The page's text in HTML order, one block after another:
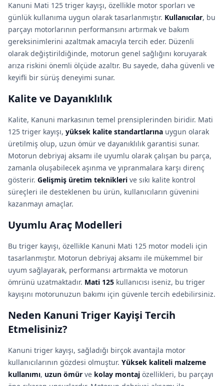
Kanuni Mati 125 triger kayışı, özellikle motor sporları ve
günlük kullanıma uygun olarak tasarlanmıştır. Kullanıcılar, bu
parçayı motorlarının performansını artırmak ve bakım
gereksinimlerini azaltmak amacıyla tercih eder. Düzenli
olarak değiştirildiğinde, motorun genel sağlığını koruyarak
arıza riskini önemli ölçüde azaltır. Bu sayede, daha güvenli ve
keyifli bir sürüş deneyimi sunar.
Kalite ve Dayanıklılık
Kalite, Kanuni markasının temel prensiplerinden biridir. Mati
125 triger kayışı, yüksek kalite standartlarına uygun olarak
üretilmiş olup, uzun ömür ve dayanıklılık garantisi sunar.
Motorun debriyaj aksamı ile uyumlu olarak çalışan bu parça,
zamanla oluşabilecek aşınma ve yıpranmalara karşı direnç
gösterir. Gelişmiş üretim teknikleri ve sıkı kalite kontrol
süreçleri ile desteklenen bu ürün, kullanıcıların güvenini
kazanmayı amaçlar.
Uyumlu Araç Modelleri
Bu triger kayışı, özellikle Kanuni Mati 125 motor modeli için
tasarlanmıştır. Motorun debriyaj aksamı ile mükemmel bir
uyum sağlayarak, performansı artırmakta ve motorun
ömrünü uzatmaktadır. Mati 125 kullanıcısı iseniz, bu triger
kayışını motorunuzun bakımı için güvenle tercih edebilirsiniz.
Neden Kanuni Triger Kayişi Tercih
Etmelisiniz?
Kanuni triger kayışı, sağladığı birçok avantajla motor
kullanıcılarının gözdesi olmuştur. Yüksek kaliteli malzeme
kullanımı, uzun ömür ve kolay montaj özellikleri, bu parçayı